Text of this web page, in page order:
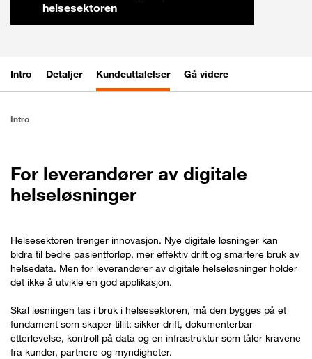
helsesektoren
Intro Detaljer Kundeuttalelser Gå videre
Intro
For leverandører av digitale
helseløsninger
Helsesektoren trenger innovasjon. Nye digitale løsninger kan
bidra til bedre pasientforløp, mer effektiv drift og smartere bruk av
helsedata. Men for leverandører av digitale helseløsninger holder
det ikke å utvikle en god applikasjon.
Skal løsningen tas i bruk i helsesektoren, må den bygges på et
fundament som skaper tillit: sikker drift, dokumenterbar
etterlevelse, kontroll på data og en infrastruktur som tåler kravene
fra kunder, partnere og myndigheter.